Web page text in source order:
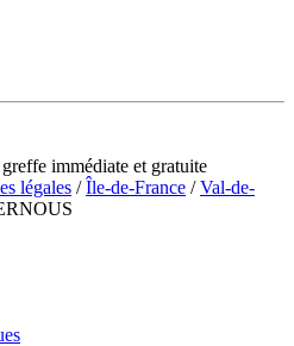
immédiate et gratuite
légales /Île-de-France /Val-de-